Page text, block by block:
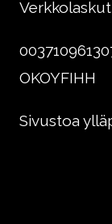
Verkkolaskut
OKOYFIHH
Sivustoa